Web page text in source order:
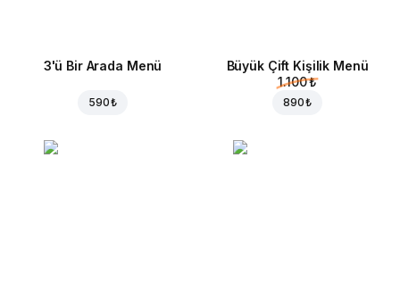
3'ü Bir Arada Menü
590 ₺
Büyük Çift Kişilik Menü
1.100 ₺
890 ₺